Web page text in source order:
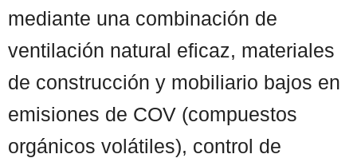
mediante una combinación de
ventilación natural eficaz, materiales
de construcción y mobiliario bajos en
emisiones de COV (compuestos
orgánicos volátiles), control de